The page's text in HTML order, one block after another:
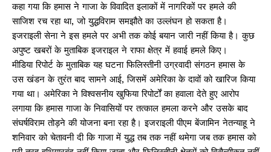
कहा गया कि हमास ने गाजा के विवादित इलाकों में नागरिकों पर हमले की
साजिश रच रहा था, जो युद्धविराम समझौते का उल्लंघन हो सकता है।
इजराइली सेना ने इस हमले पर अभी तक कोई बयान जारी नहीं किया है। कुछ
अपुष्ट खबरों के मुताबिक इजराइल ने राफा क्षेत्र में हवाई हमले किए।
मीडिया रिपोर्ट के मुताबिक यह घटना फिलिस्तीनी उग्रवादी संगठन हमास के
उस खंडन के तुरंत बाद सामने आई, जिसमें अमेरिका के दावों को खारिज किया
गया था। अमेरिका ने विश्वसनीय खुफिया रिपोर्टों का हवाला देते हुए आरोप
लगाया कि हमास गाजा के निवासियों पर तत्काल हमला करने और उसके बाद
संघर्षविराम तोड़ने की योजना बना रहा है। इजराइली पीएम बेंजामिन नेतन्याहू ने
शनिवार को चेतावनी दी कि गाजा में युद्ध तब तक नहीं थमेगा जब तक हमास को